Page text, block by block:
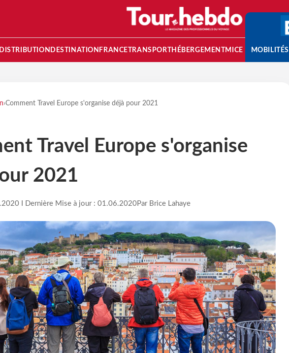
DISTRIBUTION DESTINATION FRANCETRANSPORT HÉBERGEMENTMICE MOBILITÉS
›Comment Travel Europe s'organise déjà pour 2021
Travel Europe s'organise
2021
I Dernière Mise à jour : 01.06.2020Par Brice Lahaye